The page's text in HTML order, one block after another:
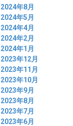
o
r
:
2024年8月
2024年5月
2024年4月
2024年2月
2024年1月
2023年12月
2023年11月
2023年10月
2023年9月
2023年8月
2023年7月
2023年6月